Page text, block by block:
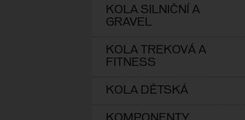
KOLA SILNIČNÍ A
GRAVEL
KOLA TREKOVÁ A
FITNESS
KOLA DĚTSKÁ